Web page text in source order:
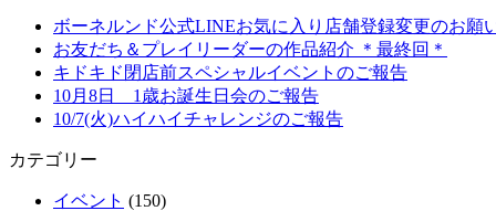
ボーネルンド公式LINEお気に入り店舗登録変更のお願
お友だち＆プレイリーダーの作品紹介 ＊最終回＊
キドキド閉店前スペシャルイベントのご報告
10月8日 1歳お誕生日会のご報告
10/7(火)ハイハイチャレンジのご報告
カテゴリー
イベント (150)